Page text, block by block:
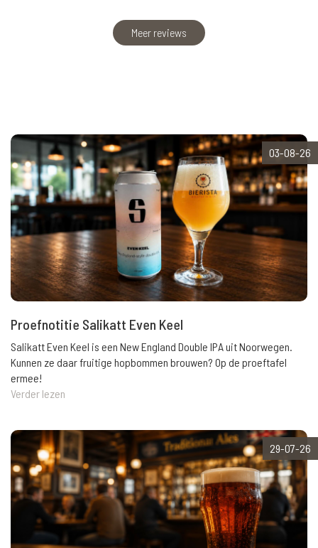
Meer reviews
03-08-26
Proefnotitie Salikatt Even Keel
Salikatt Even Keel is een New England Double IPA uit Noorwegen.
Kunnen ze daar fruitige hopbommen brouwen? Op de proeftafel
ermee!
Verder lezen
29-07-26